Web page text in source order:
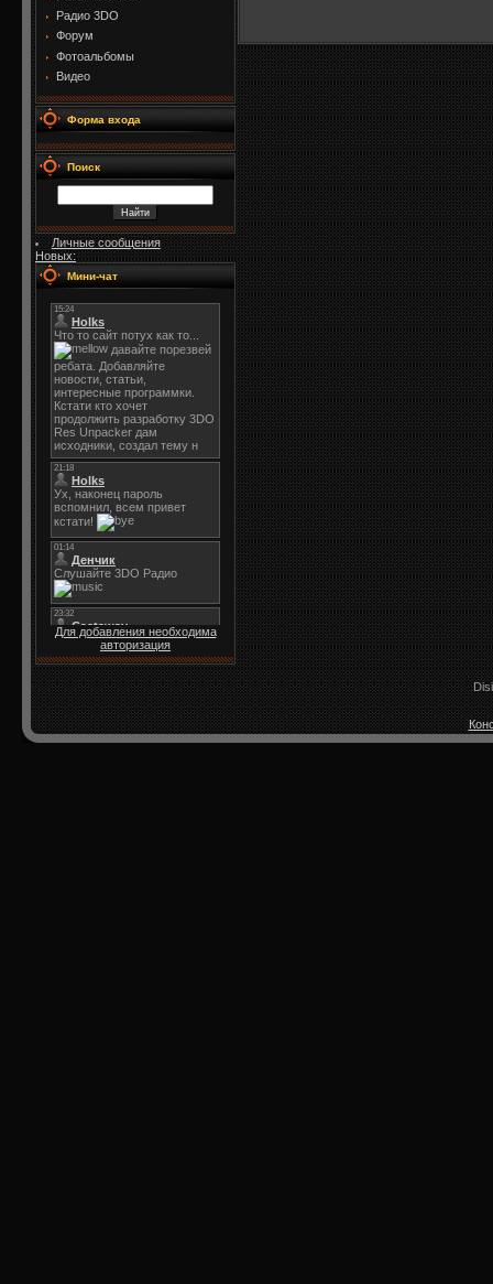
Радио 3DO
Форум
Фотоальбомы
Видео
Форма входа
Поиск
Личные сообщения
Новых:
Мини-чат
Для добавления необходима
авторизация